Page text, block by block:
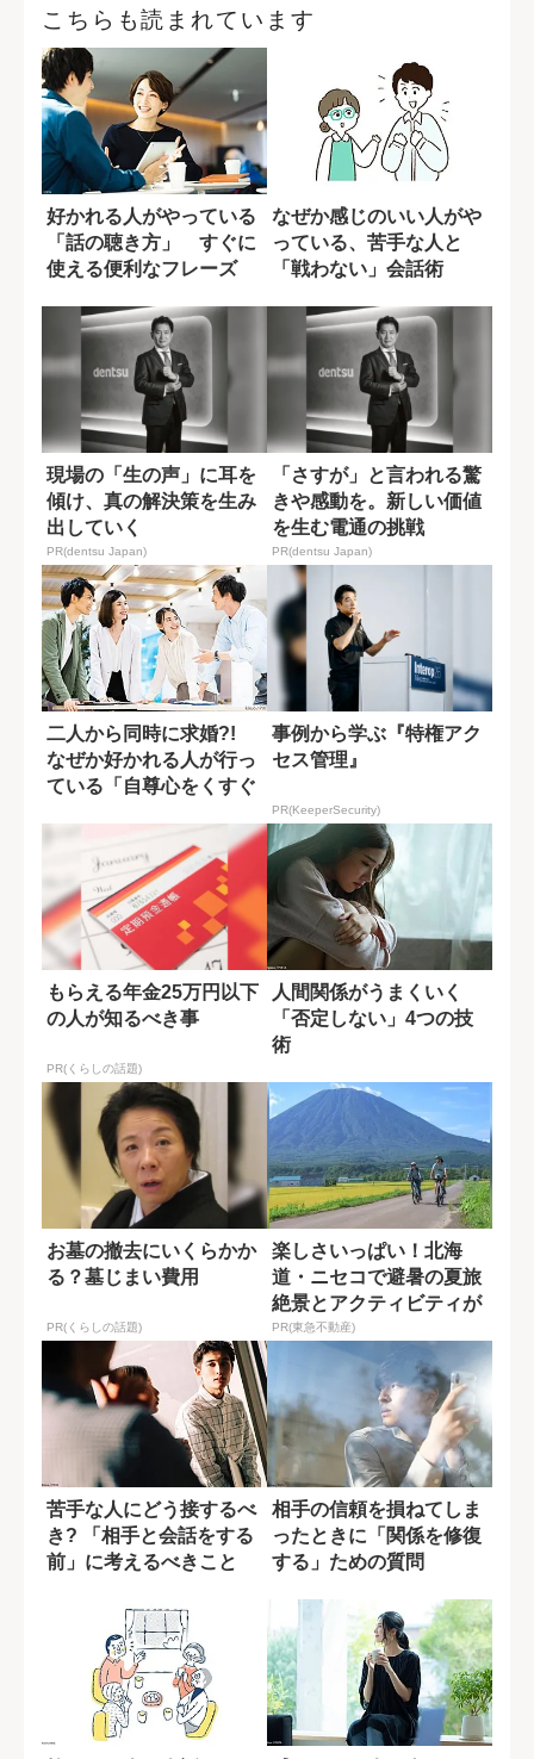
こちらも読まれています
好かれる人がやっている
「話の聴き方」 すぐに
使える便利なフレーズ
なぜか感じのいい人がや
っている、苦手な人と
「戦わない」会話術
現場の「生の声」に耳を
傾け、真の解決策を生み
出していく
PR(dentsu Japan)
「さすが」と言われる驚
きや感動を。新しい価値
を生む電通の挑戦
PR(dentsu Japan)
二人から同時に求婚?!
なぜか好かれる人が行っ
ている「自尊心をくすぐ
事例から学ぶ『特権アク
セス管理』
PR(KeeperSecurity)
もらえる年金25万円以下
の人が知るべき事
PR(くらしの話題)
人間関係がうまくいく
「否定しない」4つの技
術
お墓の撤去にいくらかか
る？墓じまい費用
PR(くらしの話題)
楽しさいっぱい！北海
道・ニセコで避暑の夏旅
絶景とアクティビティが
揃う「ニセコ東...
PR(東急不動産)
苦手な人にどう接するべ
き? 「相手と会話をする
前」に考えるべきこと
相手の信頼を損ねてしま
ったときに「関係を修復
する」ための質問